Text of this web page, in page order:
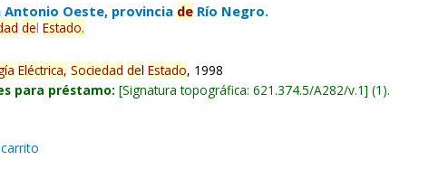
Oeste, provincia de Río Negro.
delEstado.
Eléctrica, Sociedad delEstado, 1998
para préstamo: Signatura topográfica:621.374.5/A282/v.1 (1).